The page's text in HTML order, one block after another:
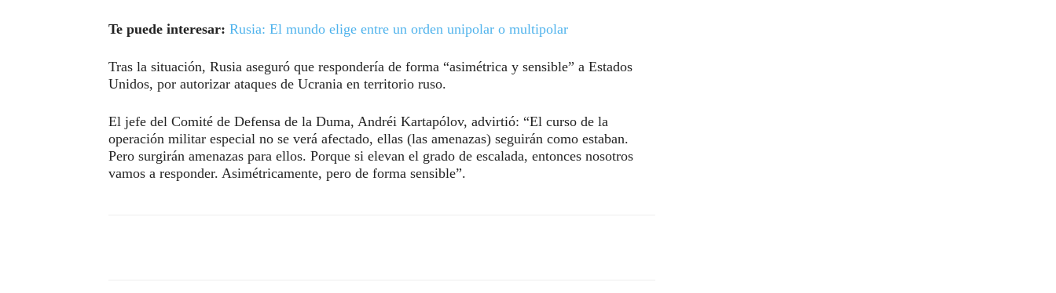
Te puede interesar: Rusia: El mundo elige entre un orden unipolar o multipolar
Tras la situación, Rusia aseguró que respondería de forma “asimétrica y sensible” a Estados
Unidos, por autorizar ataques de Ucrania en territorio ruso.
El jefe del Comité de Defensa de la Duma, Andréi Kartapólov, advirtió: “El curso de la
operación militar especial no se verá afectado, ellas (las amenazas) seguirán como estaban.
Pero surgirán amenazas para ellos. Porque si elevan el grado de escalada, entonces nosotros
vamos a responder. Asimétricamente, pero de forma sensible”.